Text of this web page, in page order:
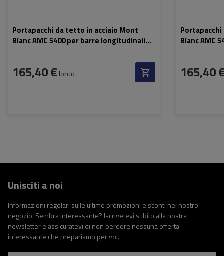
Portapacchi da tetto in acciaio Mont
Blanc AMC 5400 per barre longitudinali
165,40 € lordo
Blanc AMC
165,40
Unisciti a noi
Informazioni regolari sulle ultime promozioni e sconti nel nostro
negozio. Sembra interessante? Iscrivetevi subito alla nostra
newsletter e assicuratevi di non perdere nessuna offerta
interessante che prepariamo per voi.